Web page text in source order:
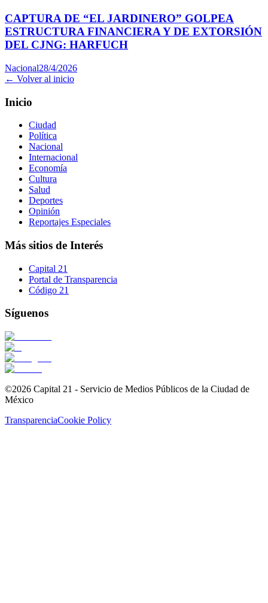
CAPTURA DE “EL JARDINERO” GOLPEA
ESTRUCTURA FINANCIERA Y DE EXTORSIÓN
DEL CJNG: HARFUCH
Nacional28/4/2026
← Volver al inicio
Inicio
Ciudad
Política
Nacional
Internacional
Economía
Cultura
Salud
Deportes
Opinión
Reportajes Especiales
Más sitios de Interés
Capital 21
Portal de Transparencia
Código 21
Síguenos
©2026 Capital 21 - Servicio de Medios Públicos de la Ciudad de
México
TransparenciaCookie Policy